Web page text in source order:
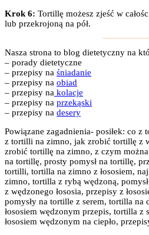
Krok 6: Tortillę możesz zjeść w
lub przekrojoną na pół.
Nasza strona to blog dietetyczny na
– porady dietetyczne
– przepisy na śniadanie
– przepisy na obiad
– przepisy na kolacje
– przepisy na przekąski
– przepisy na desery
Powiązane zagadnienia- posiłek: co
z tortilli na zimno, jak zrobić tortillę z
zrobić tortillę na zimno, z czym
na tortillę, prosty pomysł na tortillę,
tortilli, tortilla na zimno z łososiem,
zimno, tortilla z rybą wędzoną,
z wędzonego łososia, przepisy z
pomysły na tortille z serem, tortilla na
łososiem wędzonym przepis, tortilla z
łososiem wędzonym na ciepło,